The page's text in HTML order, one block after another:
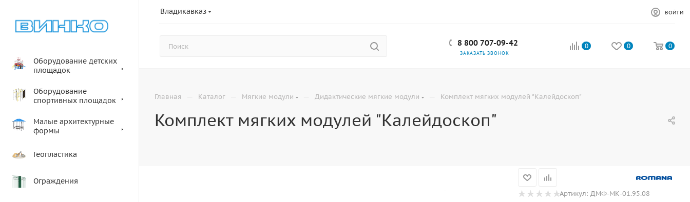
Владикавказ ВОЙТИ
8 800 707-09-42
ЗАКАЗАТЬ ЗВОНОК
0 0 0
Оборудование детских
площадок
Оборудование
спортивных площадок
Малые архитектурные
формы
Геопластика
Ограждения
Главная — Каталог — Мягкие модули — Дидактические мягкие модули — Комплект мягких модулей "Калейдоскоп"
Комплект мягких модулей "Калейдоскоп"
Артикул: ДМФ-МК-01.95.08